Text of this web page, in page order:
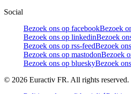
Social
Bezoek ons op facebookBezoek
Bezoek ons op linkedinBezoek
Bezoek ons op rss-feedBezoek
Bezoek ons op mastodonBezoek
Bezoek ons op blueskyBezoek
© 2026 Euractiv FR. All rights reserved.